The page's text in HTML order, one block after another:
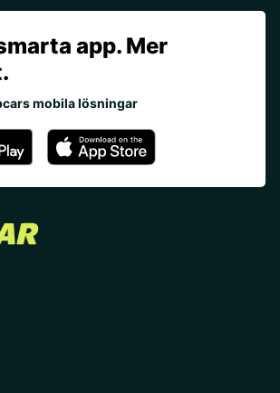
app. Mer
mobila lösningar